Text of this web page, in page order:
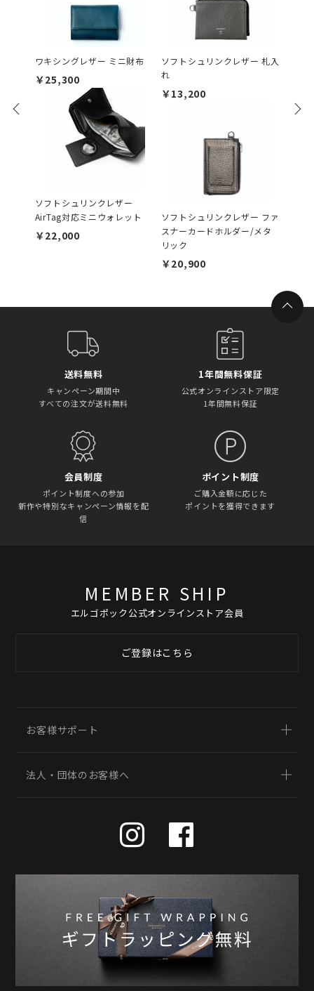
ワキシングレザー ミニ財布
￥25,300
ソフトシュリンクレザー
AirTag対応ミニウォレット
￥22,000
ソフトシュリンクレザー 札入
れ
￥13,200
ソフトシュリンクレザー ファ
スナーカードホルダー/メタ
リック
￥20,900
送料無料
キャンペーン期間中
すべての注文が送料無料
1年間無料保証
公式オンラインストア限定
1年間無料保証
会員制度
ポイント制度への参加
新作や特別なキャンペーン情報を配
信
ポイント制度
ご購入金額に応じた
ポイントを獲得できます
MEMBER SHIP
エルゴポック公式オンラインストア会員
ご登録はこちら
お客様サポート
法人・団体のお客様へ